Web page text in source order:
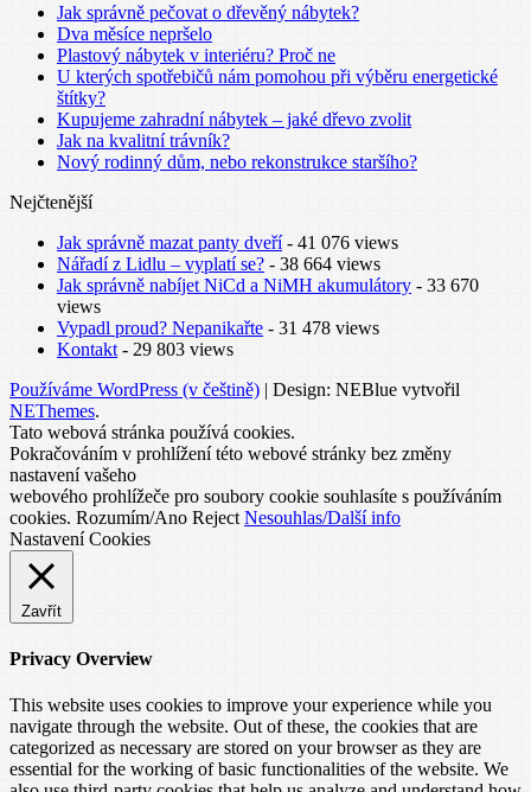
Jak správně pečovat o dřevěný nábytek?
Dva měsíce nepršelo
Plastový nábytek v interiéru? Proč ne
U kterých spotřebičů nám pomohou při výběru energetické
štítky?
Kupujeme zahradní nábytek – jaké dřevo zvolit
Jak na kvalitní trávník?
Nový rodinný dům, nebo rekonstrukce staršího?
Nejčtenější
Jak správně mazat panty dveří- 41 076 views
Nářadí z Lidlu – vyplatí se? - 38 664 views
Jak správně nabíjet NiCd a NiMH akumulátory - 33 670
views
Vypadl proud? Nepanikařte - 31 478 views
Kontakt - 29 803 views
Používáme WordPress (v češtině) | Design: NEBlue vytvořil
NEThemes.
Tato webová stránka používá cookies.
Pokračováním v prohlížení této webové stránky bez změny
nastavení vašeho
webového prohlížeče pro soubory cookie souhlasíte s používáním
cookies. Rozumím/Ano Reject Nesouhlas/Další info
Nastavení Cookies
Zavřít
Privacy Overview
This website uses cookies to improve your experience while you
navigate through the website. Out of these, the cookies that are
categorized as necessary are stored on your browser as they are
essential for the working of basic functionalities of the website. We